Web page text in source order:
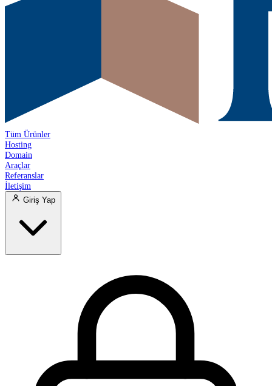
Tüm Ürünler
Hosting
Domain
Araçlar
Referanslar
İletişim
Giriş Yap